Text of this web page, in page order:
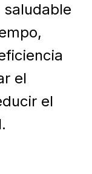
el
el